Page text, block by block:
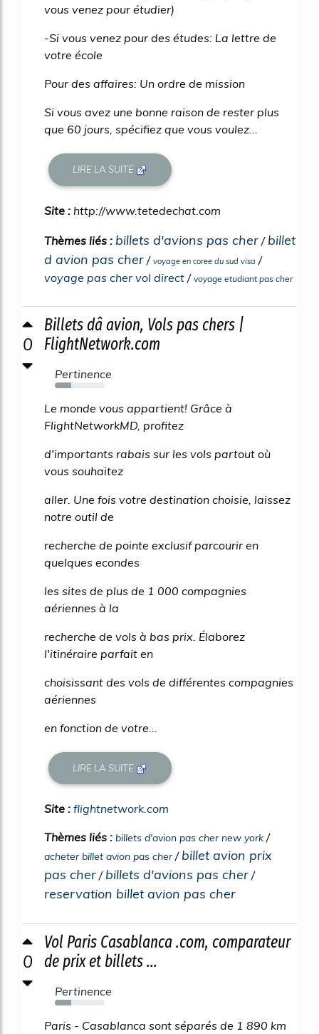
vous venez pour étudier)
-Si vous venez pour des études: La lettre de
votre école
Pour des affaires: Un ordre de mission
Si vous avez une bonne raison de rester plus
que 60 jours, spécifiez que vous voulez...
LIRE LA SUITE
Site : http://www.tetedechat.com
Thèmes liés : billets d'avions pas cher / billet
d avion pas cher / voyage en coree du sud visa /
voyage pas cher vol direct / voyage etudiant pas cher
0
Billets dâ avion, Vols pas chers |
FlightNetwork.com
Pertinence
33%
Le monde vous appartient! Grâce à
FlightNetworkMD, profitez
d'importants rabais sur les vols partout où
vous souhaitez
aller. Une fois votre destination choisie, laissez
notre outil de
recherche de pointe exclusif parcourir en
quelques econdes
les sites de plus de 1 000 compagnies
aériennes à la
recherche de vols à bas prix. Élaborez
l'itinéraire parfait en
choisissant des vols de différentes compagnies
aériennes
en fonction de votre...
LIRE LA SUITE
Site : flightnetwork.com
Thèmes liés : billets d'avion pas cher new york /
acheter billet avion pas cher/ billet avion prix
pas cher / billets d'avions pas cher /
reservation billet avion pas cher
0
Vol Paris Casablanca .com, comparateur
de prix et billets ...
Pertinence
33%
Paris - Casablanca sont séparés de 1 890 km